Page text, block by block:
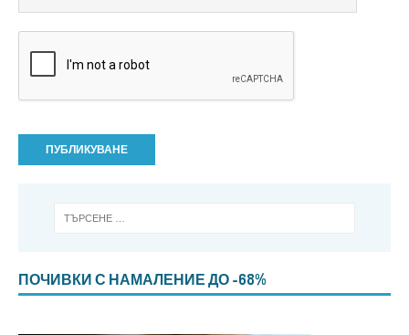
ПОЧИВКИ С НАМАЛЕНИЕ ДО -68%